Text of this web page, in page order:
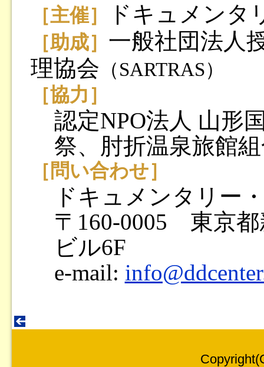
［主催］ ドキュメンタ
［助成］ 一般社団法人
理協会 （SARTRAS）
［協力］
認定NPO法人 山形
祭、肘折温泉旅館
［問い合わせ］
ドキュメンタリー
〒160-0005 東京
ビル6F
e-mail: